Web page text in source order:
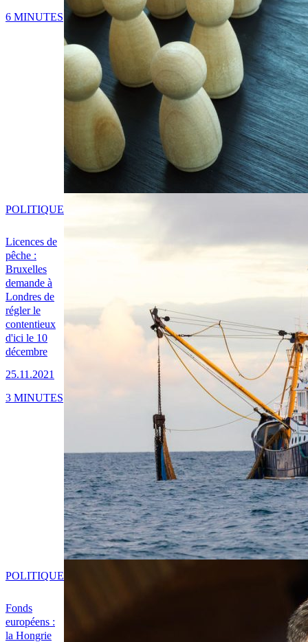
6 MINUTES
Licences de
pêche :
Bruxelles
demande à
Londres de
régler le
contentieux
d'ici le 10
décembre
25.11.2021
POLITIQUE
3 MINUTES
Fonds
européens :
la Hongrie
POLITIQUE